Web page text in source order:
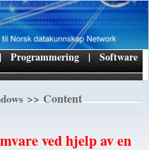
Programmering | Software
>> Content
ved hjelp av en